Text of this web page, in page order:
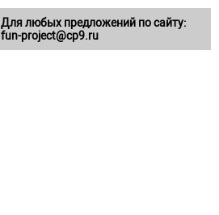
Для любых предложений по сайту:
fun-project@cp9.ru